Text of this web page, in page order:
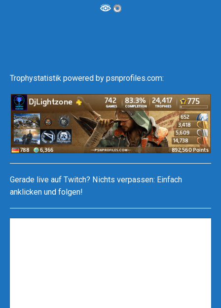
Trophystatistik powered by psnprofiles.com:
Gerade live auf Twitch? Nichts verpassen: Einfach
anklicken und folgen!